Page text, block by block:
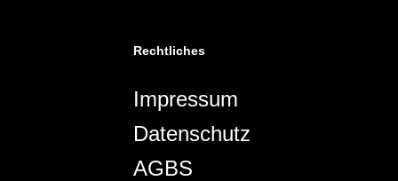
Rechtliches
Impressum
Datenschutz
AGBS